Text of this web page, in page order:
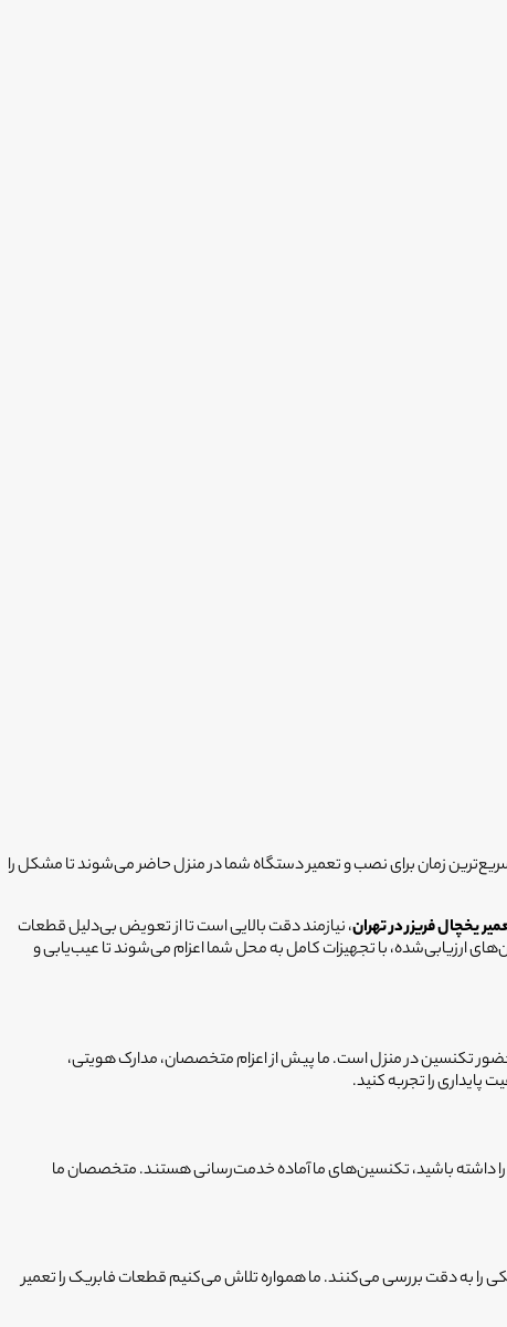
زمان برای نصب و تعمیر دستگاه شما در منزل حاضر می‌شوند تا مشکل را
یخچال فریزر در تهران، نیازمند دقت بالایی است تا از تعویض بی‌دلیل قطعات
ارزیابی‌شده، با تجهیزات کامل به محل شما اعزام می‌شوند تا عیب‌یابی و
تکنسین در منزل است. ما پیش از اعزام متخصصان، مدارک هویتی،
را تجربه کنید.
را داشته باشید، تکنسین‌های ما آماده خدمت‌رسانی هستند. متخصصان ما
را به دقت بررسی می‌کنند. ما همواره تلاش می‌کنیم قطعات فابریک را تعمیر